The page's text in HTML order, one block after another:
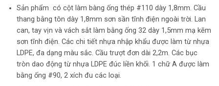
Sản phẩm có cột làm bàng ống thép #110 dày 1,8mm. Cầu
thang bằng tôn dày 1,8mm sơn sần tĩnh điện ngoài trời. Lan
can, tay vịn và vách sắt làm bằng ống 32 dày 1,5mm mạ kẽm
sơn tĩnh điện. Các chi tiết nhựa nhập khẩu được làm từ nhựa
LDPE, đa dạng màu sắc. Cầu trượt đơn dài 2,2m. Các bục
tròn dao động từ nhựa LDPE đúc liền khối. 1 chữ A được làm
bằng ống #90, 2 xích đu các loại.